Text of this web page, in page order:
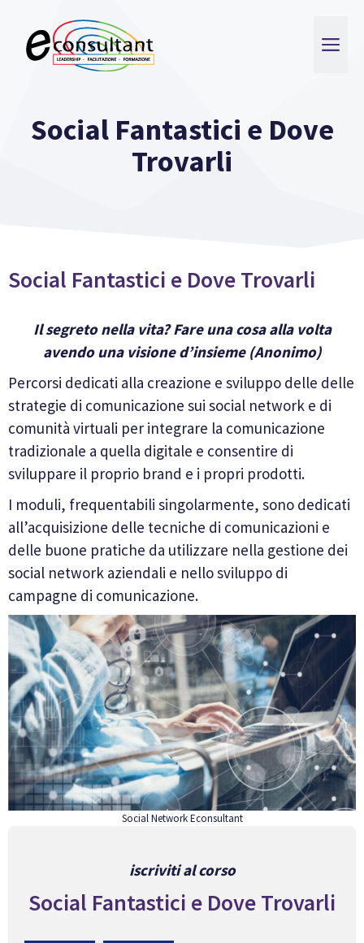
contenuto
Social Fantastici e Dove
Trovarli
Social Fantastici e Dove Trovarli
Il segreto nella vita? Fare una cosa alla volta
avendo una visione d’insieme (Anonimo)
Percorsi dedicati alla creazione e sviluppo delle delle
strategie di comunicazione sui social network e di
comunità virtuali per integrare la comunicazione
tradizionale a quella digitale e consentire di
sviluppare il proprio brand e i propri prodotti.
I moduli, frequentabili singolarmente, sono dedicati
all’acquisizione delle tecniche di comunicazioni e
delle buone pratiche da utilizzare nella gestione dei
social network aziendali e nello sviluppo di
campagne di comunicazione.
Social Network Econsultant
iscriviti al corso
Social Fantastici e Dove Trovarli